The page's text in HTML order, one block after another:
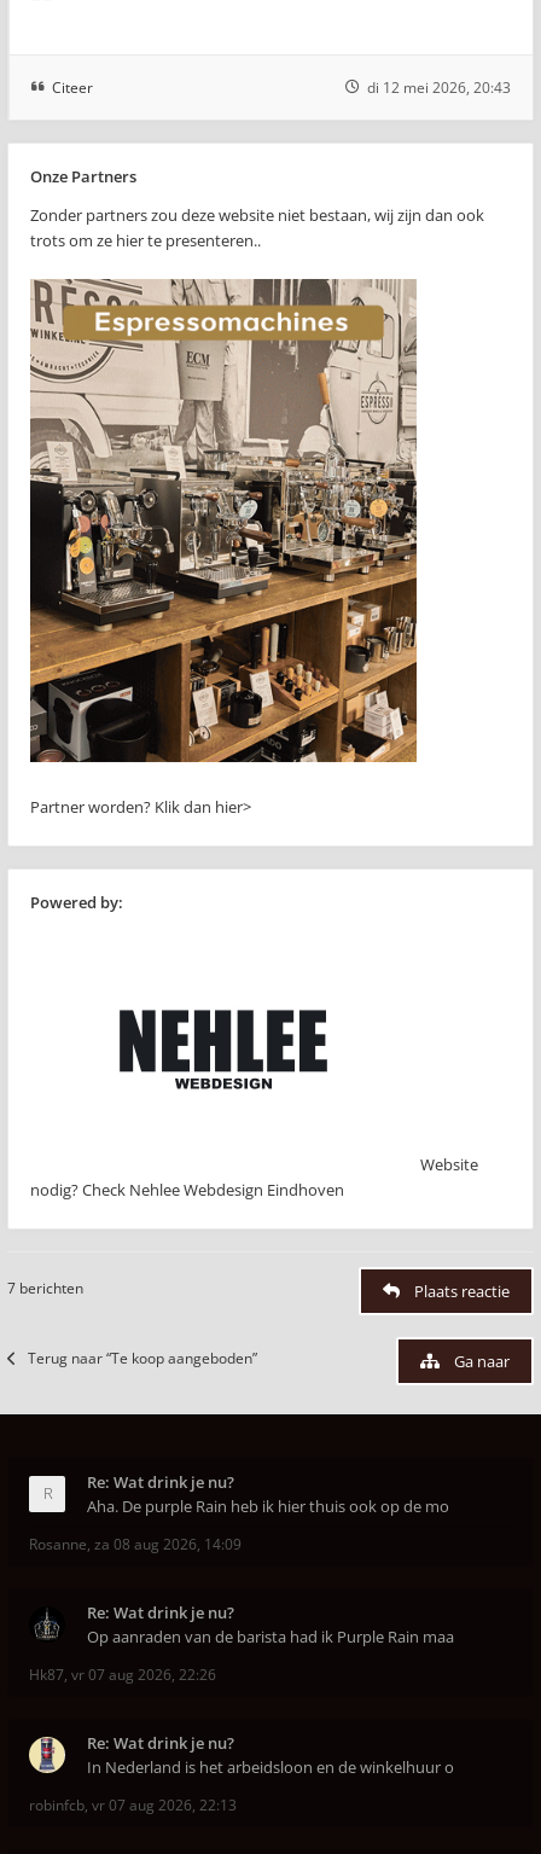
Citeer di 12 mei 2026, 20:43
Onze Partners
Zonder partners zou deze website niet bestaan, wij zijn dan ook
trots om ze hier te presenteren..
Partner worden? Klik dan hier>
Powered by:
Website
nodig? Check Nehlee Webdesign Eindhoven
7 berichten Plaats reactie
Terug naar “Te koop aangeboden” Ga naar
Re: Wat drink je nu?
Aha. De purple Rain heb ik hier thuis ook op de mo
Rosanne, za 08 aug 2026, 14:09
Re: Wat drink je nu?
Op aanraden van de barista had ik Purple Rain maa
Hk87, vr 07 aug 2026, 22:26
Re: Wat drink je nu?
In Nederland is het arbeidsloon en de winkelhuur o
robinfcb, vr 07 aug 2026, 22:13